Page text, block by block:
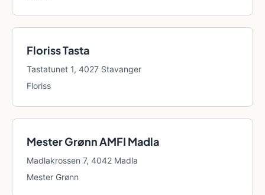
Floriss Tasta
Tastatunet 1, 4027 Stavanger
Floriss
Mester Grønn AMFI Madla
Madlakrossen 7, 4042 Madla
Mester Grønn